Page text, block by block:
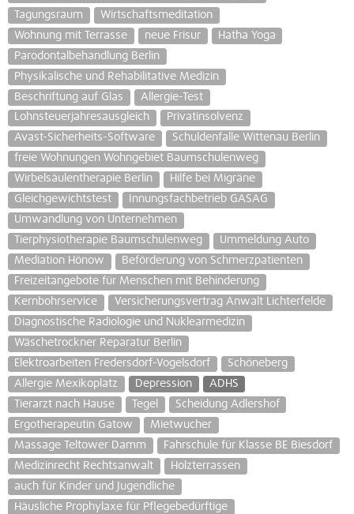
Tagungsraum
Wirtschaftsmeditation
Wohnung mit Terrasse
neue Frisur
Hatha Yoga
Parodontalbehandlung Berlin
Physikalische und Rehabilitative Medizin
Beschriftung auf Glas
Allergie-Test
Lohnsteuerjahresausgleich
Privatinsolvenz
Avast-Sicherheits-Software
Schuldenfalle Wittenau Berlin
freie Wohnungen Wohngebiet Baumschulenweg
Wirbelsäulentherapie Berlin
Hilfe bei Migräne
Gleichgewichtstest
Innungsfachbetrieb GASAG
Umwandlung von Unternehmen
Tierphysiotherapie Baumschulenweg
Ummeldung Auto
Mediation Hönow
Beförderung von Schmerzpatienten
Freizeitangebote für Menschen mit Behinderung
Kernbohrservice
Versicherungsvertrag Anwalt Lichterfelde
Diagnostische Radiologie und Nuklearmedizin
Wäschetrockner Reparatur Berlin
Elektroarbeiten Fredersdorf-Vogelsdorf
Schöneberg
Allergie Mexikoplatz
Depression
ADHS
Tierarzt nach Hause
Tegel
Scheidung Adlershof
Ergotherapeutin Gatow
Mietwucher
Massage Teltower Damm
Fahrschule für Klasse BE Biesdorf
Medizinrecht Rechtsanwalt
Holzterrassen
auch für Kinder und Jugendliche
Häusliche Prophylaxe für Pflegebedürftige